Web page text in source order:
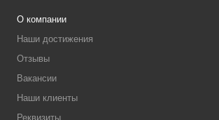
О компании
Наши достижения
Отзывы
Вакансии
Наши клиенты
Реквизиты